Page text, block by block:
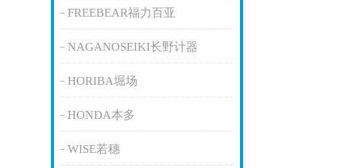
FREEBEAR福力百亚
NAGANOSEIKI长野计器
HORIBA堀场
HONDA本多
WISE若穗